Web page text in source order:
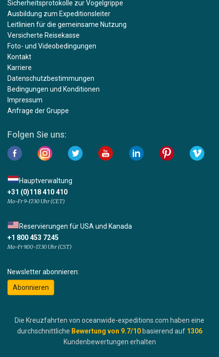
Sicherheitsprotokolle zur Vogelgrippe
Ausbildung zum Expeditionsleiter
Leitlinien für die gemeinsame Nutzung
Versicherte Reisekasse
Foto- und Videobedingungen
Kontakt
Karriere
Datenschutzbestimmungen
Bedingungen und Konditionen
Impressum
Anfrage der Gruppe
Folgen Sie uns:
Hauptverwaltung
+31 (0)118 410 410
Mo-Fr 9-17:30 Uhr (CET)
Reservierungen für USA und Kanada
+1 800 453 7245
Mo-Fr 9.00-17.30 Uhr (CST)
Newsletter abonnieren:
Abonnieren
Die Kreuzfahrten von oceanwide-expeditions.com haben eine
durchschnittliche Bewertung von 9.7/10 basierend auf 1306
Kundenbewertungen erhalten